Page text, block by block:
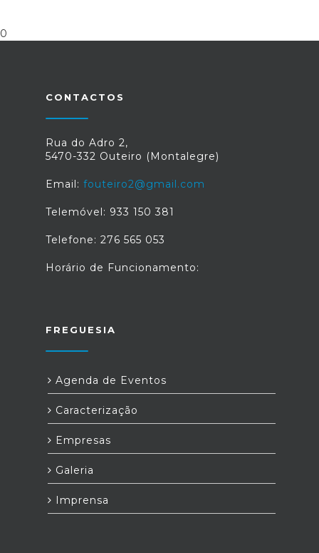
0
CONTACTOS
Rua do Adro 2,
5470-332 Outeiro (Montalegre)
Email: fouteiro2@gmail.com
Telemóvel: 933 150 381
Telefone: 276 565 053
Horário de Funcionamento:
FREGUESIA
Agenda de Eventos
Caracterização
Empresas
Galeria
Imprensa